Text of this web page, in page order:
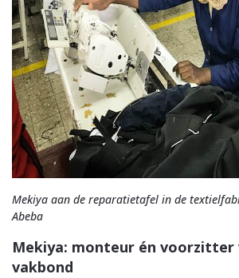
Mekiya aan de reparatietafel in de
Abeba
Mekiya: monteur én voorzitter
vakbond